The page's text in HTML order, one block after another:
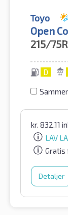
Toyo
Open
215/
D
kr. 832.11
LAV
Gratis
Detaljer